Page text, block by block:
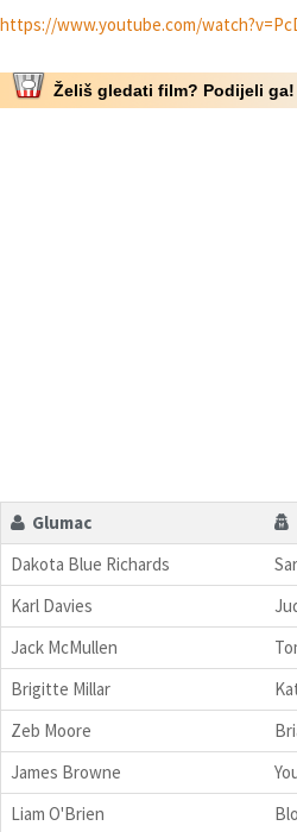
https://www.youtube.com/
Želiš gledati film? Podijeli ga!
Glumac
Dakota Blue Richards
Karl Davies
Jack McMullen
Brigitte Millar
Zeb Moore
James Browne
Liam O'Brien